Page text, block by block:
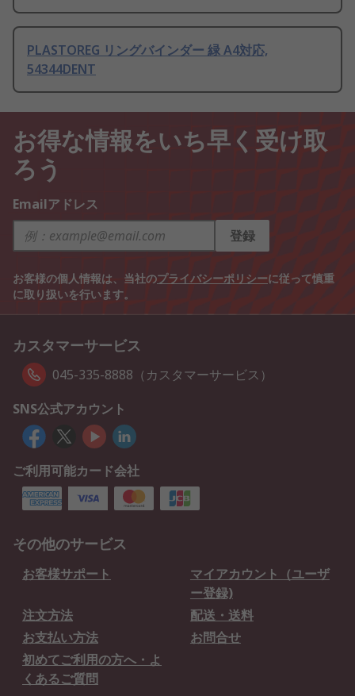
PLASTOREG リングバインダー 緑 A4対応,
54344DENT
お得な情報をいち早く受け取
ろう
Emailアドレス
登録
お客様の個人情報は、当社のプライバシーポリシーに従って慎重
に取り扱いを行います。
カスタマーサービス
045-335-8888（カスタマーサービス）
SNS公式アカウント
ご利用可能カード会社
その他のサービス
お客様サポート
マイアカウント（ユーザ
ー登録)
注文方法
配送・送料
お支払い方法
お問合せ
初めてご利用の方へ・よ
くあるご質問